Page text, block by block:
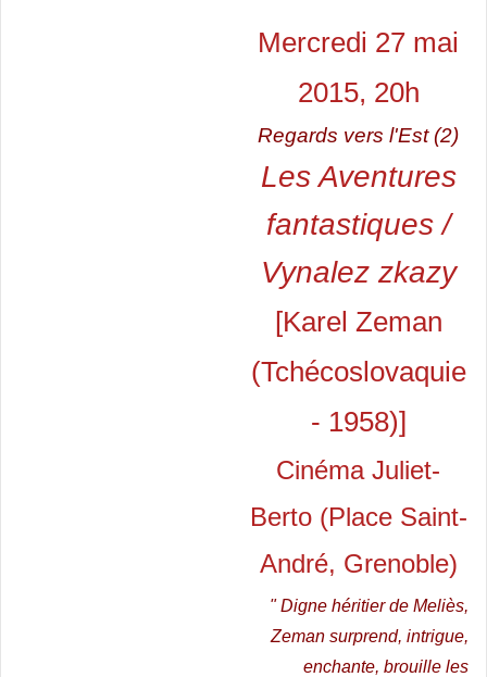
Mercredi 27 mai
2015, 20h
Regards vers l'Est (2)
Les Aventures
fantastiques /
Vynalez zkazy
[Karel Zeman
(Tchécoslovaquie
- 1958)]
Cinéma Juliet-
Berto (Place Saint-
André, Grenoble)
" Digne héritier de Meliès,
Zeman surprend, intrigue,
enchante, brouille les